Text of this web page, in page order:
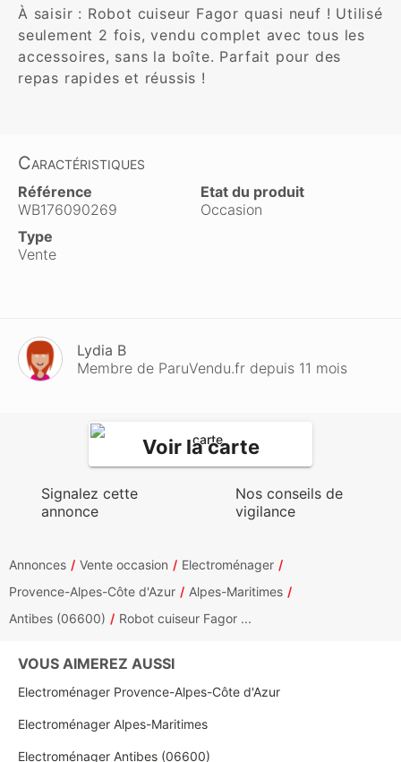
À saisir : Robot cuiseur Fagor quasi neuf ! Utilisé
seulement 2 fois, vendu complet avec tous les
accessoires, sans la boîte. Parfait pour des
repas rapides et réussis !
Caractéristiques
Référence
WB176090269
Etat du produit
Occasion
Type
Vente
Lydia B
Membre de ParuVendu.fr depuis 11 mois
Voir la carte
Signalez cette
annonce
Nos conseils de
vigilance
Annonces Vente occasion
Electroménager
Provence-Alpes-Côte d'Azur
Alpes-Maritimes
Antibes (06600)
Robot cuiseur Fagor ...
VOUS AIMEREZ AUSSI
Electroménager Provence-Alpes-Côte d'Azur
Electroménager Alpes-Maritimes
Electroménager Antibes (06600)